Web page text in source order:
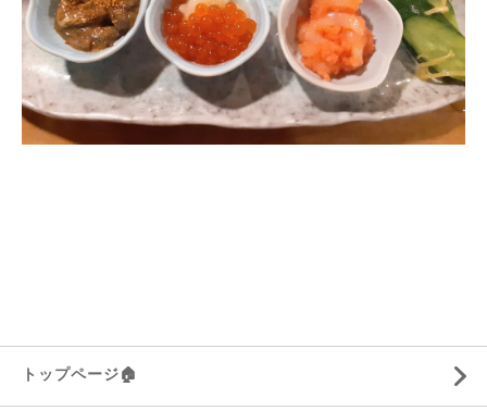
トップページ🏠